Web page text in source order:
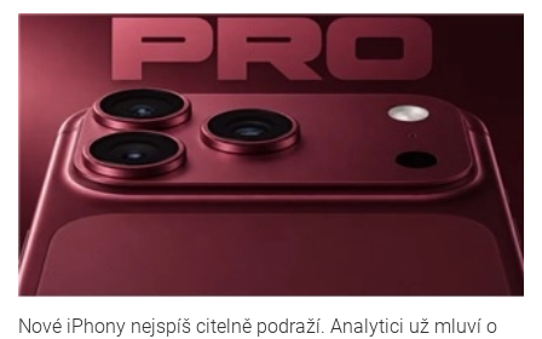
Nové iPhony nejspíš citelně podraží. Analytici už mluví o